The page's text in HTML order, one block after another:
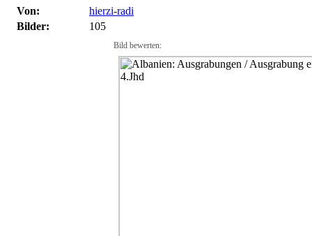
Von:
hierzi-radi
Bilder:
105
Bild bewerten: